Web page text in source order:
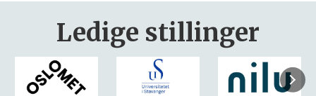
Ledige stillinger